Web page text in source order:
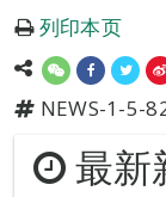
列印本页
NEWS-1-5-
最新